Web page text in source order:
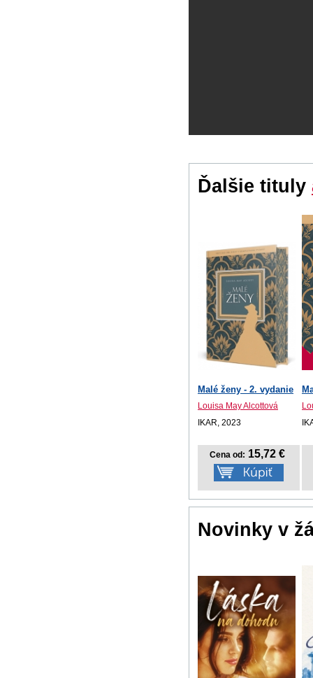
Ďalšie tituly
Malé ženy - 2. vydanie
Louisa May Alcottová
IKAR, 2023
Cena od: 15,72 €
Novinky v